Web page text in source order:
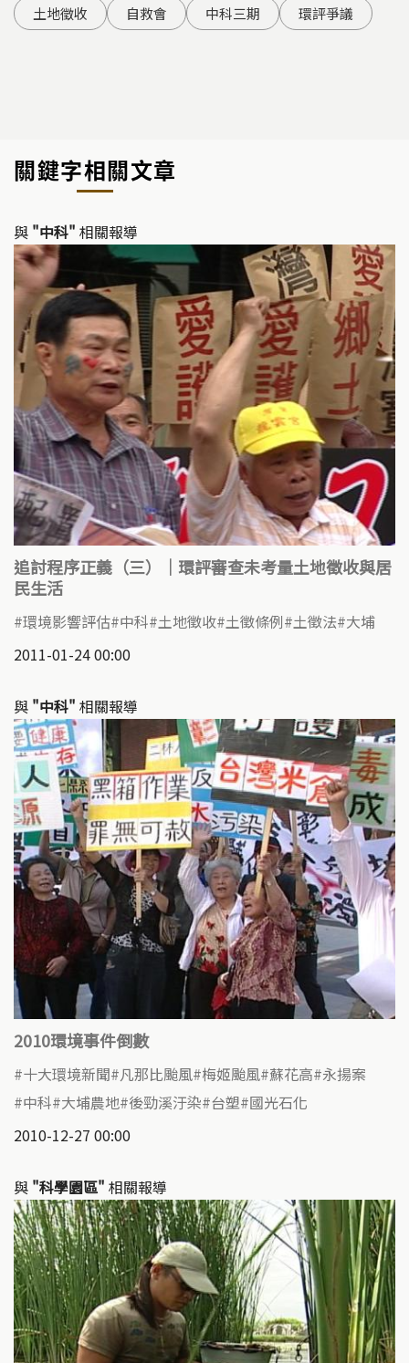
土地徵收
自救會 中科三期 環評爭議
關鍵字相關文章
與 "中科" 相關報導
追討程序正義（三）｜環評審查未考量土地徵收與居
民生活
環境影響評估 中科 土地徵收 土徵條例 土徵法 大埔
2011-01-24 00:00
與 "中科" 相關報導
2010環境事件倒數
十大環境新聞 凡那比颱風 梅姬颱風 蘇花高 永揚案
中科 大埔農地 後勁溪汙染 台塑 國光石化
2010-12-27 00:00
與 "科學園區" 相關報導